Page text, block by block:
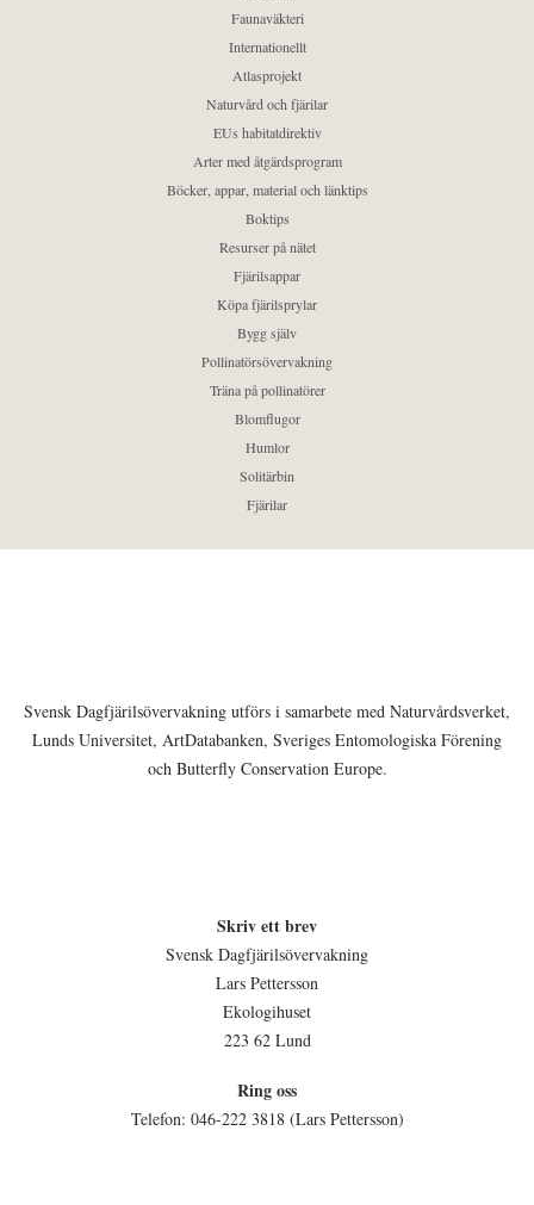
Faunaväkteri
Internationellt
Atlasprojekt
Naturvård och fjärilar
EUs habitatdirektiv
Arter med åtgärdsprogram
Böcker, appar, material och länktips
Boktips
Resurser på nätet
Fjärilsappar
Köpa fjärilsprylar
Bygg själv
Pollinatörsövervakning
Träna på pollinatörer
Blomflugor
Humlor
Solitärbin
Fjärilar
Svensk Dagfjärilsövervakning utförs i samarbete med Naturvårdsverket,
Lunds Universitet, ArtDatabanken, Sveriges Entomologiska Förening
och Butterfly Conservation Europe.
Skriv ett brev
Svensk Dagfjärilsövervakning
Lars Pettersson
Ekologihuset
223 62 Lund
Ring oss
Telefon: 046-222 3818 (Lars Pettersson)